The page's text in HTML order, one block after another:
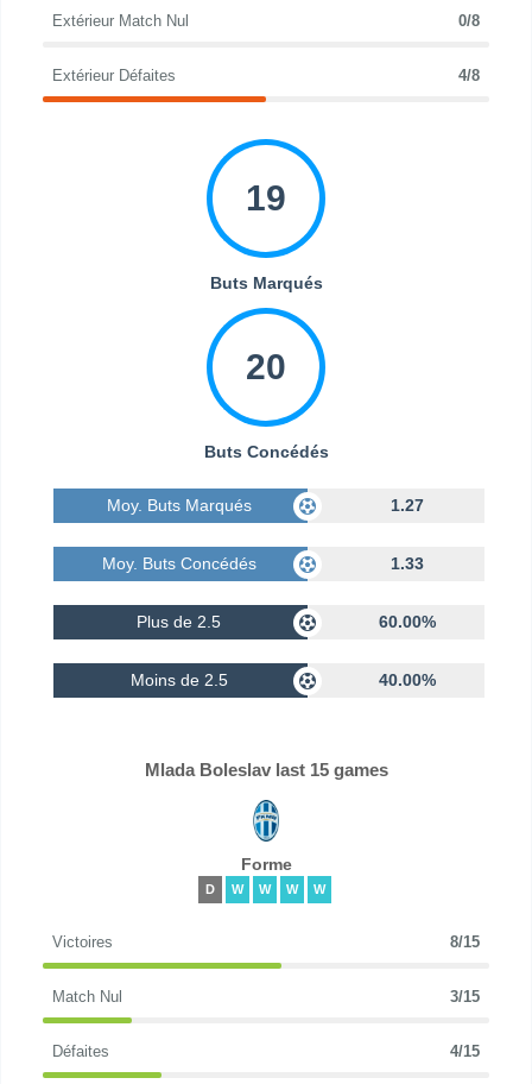
Extérieur Match Nul 0/8
Extérieur Défaites 4/8
19
Buts Marqués
20
Buts Concédés
Moy. Buts Marqués 1.27
Moy. Buts Concédés 1.33
Plus de 2.5 60.00%
Moins de 2.5 40.00%
Mlada Boleslav last 15 games
Forme
D W W W W
Victoires 8/15
Match Nul 3/15
Défaites 4/15